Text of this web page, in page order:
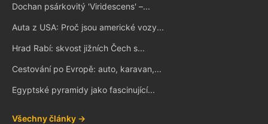
Dochan psárkovitý 'Viridescens' –...
Auta z USA: Proč jsou americké vozy...
Hrad Rabí: skvost jižních Čech s...
Cestování po Evropě: auto, karavan,...
Egyptské pyramidy jako fascinující...
Všechny články →